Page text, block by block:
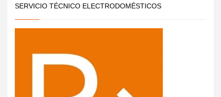
SERVICIO TÉCNICO ELECTRODOMÉSTICOS